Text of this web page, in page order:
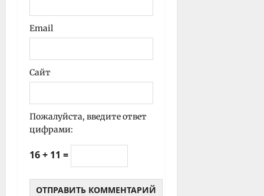
Email
Сайт
Пожалуйста, введите ответ
цифрами:
16 + 11 =